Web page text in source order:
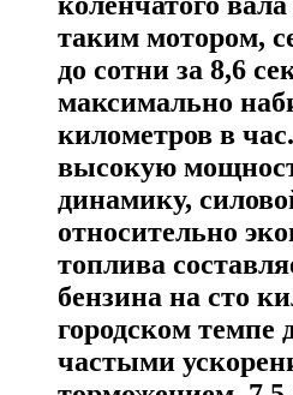
таким мотором,
до сотни за 8,6
максимально
километров в
высокую
динамику,
относительно
топлива
бензина на сто
городском темпе
частыми